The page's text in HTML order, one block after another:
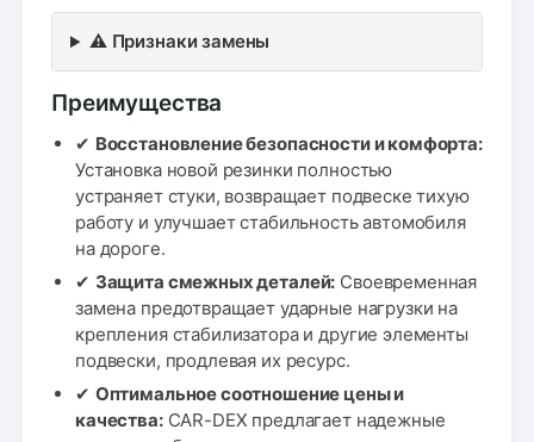
⚠️ Признаки замены
Преимущества
✔ Восстановление безопасности и комфорта:
Установка новой резинки полностью
устраняет стуки, возвращает подвеске тихую
работу и улучшает стабильность автомобиля
на дороге.
✔ Защита смежных деталей: Своевременная
замена предотвращает ударные нагрузки на
крепления стабилизатора и другие элементы
подвески, продлевая их ресурс.
✔ Оптимальное соотношение цены и
качества:CAR-DEX предлагает надежные